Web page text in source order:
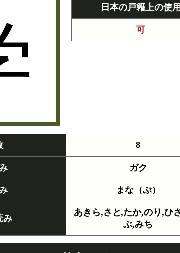
日本の戸籍上の使用
可
8
ガク
まな（ぶ）
み
あきら,さと,たか,のり,ひ
ぶ,みち